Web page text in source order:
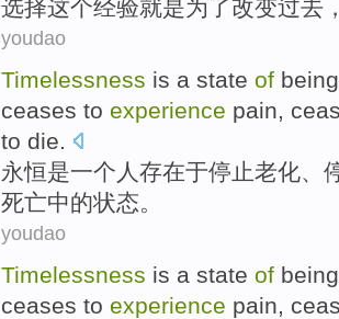
选择这个经验就是为了改变过去
youdao
Timelessness is a state of being
ceases to experience pain,
to die.
永恒是一个 人存在于停止老化、
死亡中的状态。
youdao
Timelessness is a state of being
ceases to experience pain ,